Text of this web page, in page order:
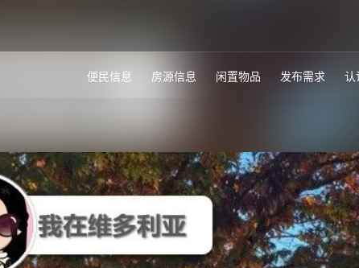
便民信息 房源信息 闲置物品 发布需求 认